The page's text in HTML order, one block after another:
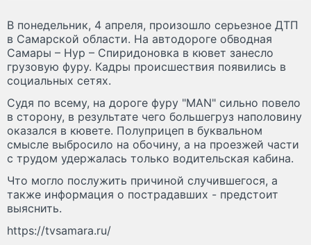
В понедельник, 4 апреля, произошло серьезное ДТП
в Самарской области. На автодороге обводная
Самары – Нур – Спиридоновка в кювет занесло
грузовую фуру. Кадры происшествия появились в
социальных сетях.
Судя по всему, на дороге фуру "MAN" сильно повело
в сторону, в результате чего большегруз наполовину
оказался в кювете. Полуприцеп в буквальном
смысле выбросило на обочину, а на проезжей части
с трудом удержалась только водительская кабина.
Что могло послужить причиной случившегося, а
также информация о пострадавших - предстоит
выяснить.
https://tvsamara.ru/